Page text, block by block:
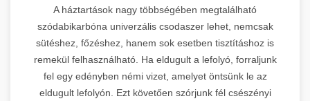
A háztartások nagy többségében megtalálható
szódabikarbóna univerzális csodaszer lehet, nemcsak
sütéshez, főzéshez, hanem sok esetben tisztításhoz is
remekül felhasználható. Ha eldugult a lefolyó, forraljunk
fel egy edényben némi vizet, amelyet öntsünk le az
eldugult lefolyón. Ezt követően szórjunk fél csészényi